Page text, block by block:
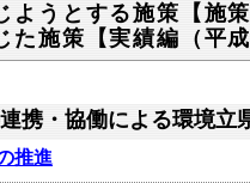
ようとする施策【施
た施策【実績編（平
携・協働による環境立
推進